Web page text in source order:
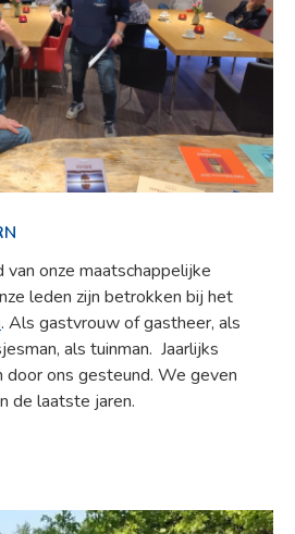
onze maatschappelijke
leden zijn betrokken bij het
. Als gastvrouw of gastheer, als
als tuinman. Jaarlijks
ons gesteund. We geven
de laatste jaren.